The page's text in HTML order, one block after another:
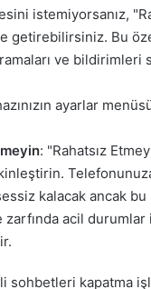
istemiyorsanız,
getirebilirsiniz. Bu
ve bildirimleri
ayarlar
: "Rahatsız
kalacak ancak
acil
sohbetleri kapatma